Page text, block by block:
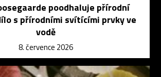
poodhaluje přírodní
s přírodními svítícími prvky ve
vodě
8. července 2026